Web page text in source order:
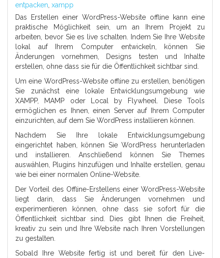
entpacken xampp
Das Erstellen einer WordPress-Website offline kann eine
praktische Möglichkeit sein, um an Ihrem Projekt zu
arbeiten, bevor Sie es live schalten. Indem Sie Ihre Website
lokal auf Ihrem Computer entwickeln, können Sie
Änderungen vornehmen, Designs testen und Inhalte
erstellen, ohne dass sie für die Öffentlichkeit sichtbar sind.
Um eine WordPress-Website offline zu erstellen, benötigen
Sie zunächst eine lokale Entwicklungsumgebung wie
XAMPP, MAMP oder Local by Flywheel. Diese Tools
ermöglichen es Ihnen, einen Server auf Ihrem Computer
einzurichten, auf dem Sie WordPress installieren können.
Nachdem Sie Ihre lokale Entwicklungsumgebung
eingerichtet haben, können Sie WordPress herunterladen
und installieren. Anschließend können Sie Themes
auswählen, Plugins hinzufügen und Inhalte erstellen, genau
wie bei einer normalen Online-Website.
Der Vorteil des Offline-Erstellens einer WordPress-Website
liegt darin, dass Sie Änderungen vornehmen und
experimentieren können, ohne dass sie sofort für die
Öffentlichkeit sichtbar sind. Dies gibt Ihnen die Freiheit,
kreativ zu sein und Ihre Website nach Ihren Vorstellungen
zu gestalten.
Sobald Ihre Website fertig ist und bereit für den Live-